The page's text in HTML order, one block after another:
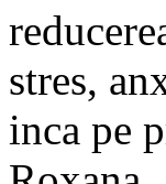
stres,
inca pe